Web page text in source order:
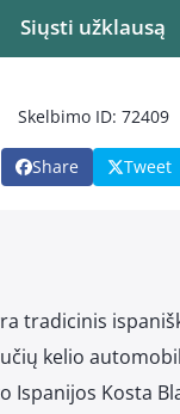
Siųsti užklausą
Skelbimo ID: 72409
Share Tweet
tradicinis
kelio
Ispanijos Kosta